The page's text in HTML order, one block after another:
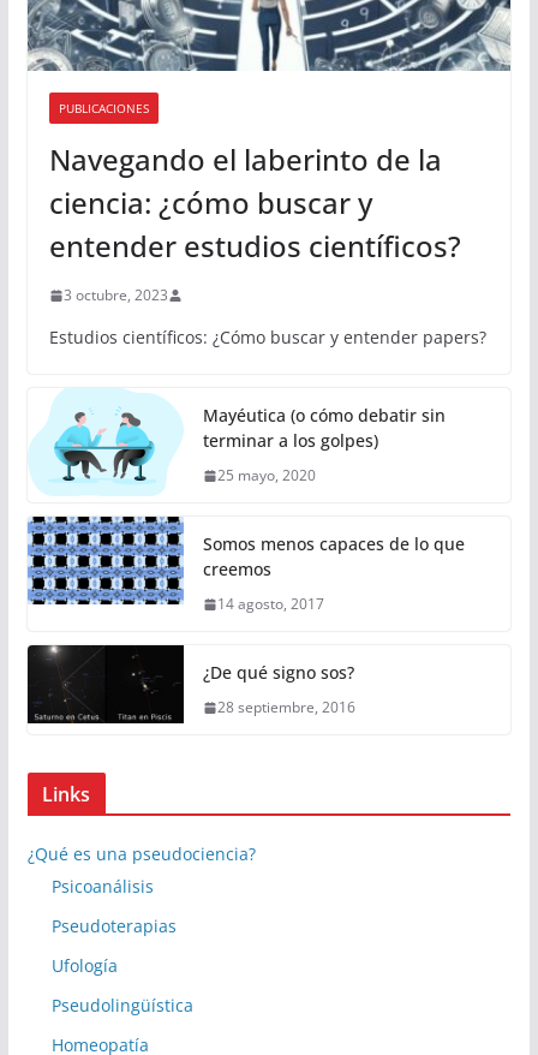
PUBLICACIONES
Navegando el laberinto de la
ciencia: ¿cómo buscar y
entender estudios científicos?
3 octubre, 2023
Estudios científicos: ¿Cómo buscar y entender papers?
Mayéutica (o cómo debatir sin
terminar a los golpes)
25 mayo, 2020
Somos menos capaces de lo que
creemos
14 agosto, 2017
¿De qué signo sos?
28 septiembre, 2016
Links
¿Qué es una pseudociencia?
Psicoanálisis
Pseudoterapias
Ufología
Pseudolingüística
Homeopatía